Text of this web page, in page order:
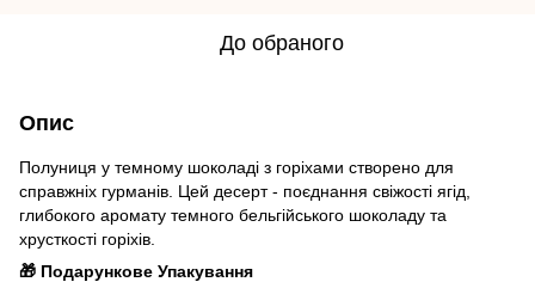
До обраного
Опис
Полуниця у темному шоколаді з горіхами створено для
справжніх гурманів. Цей десерт - поєднання свіжості ягід,
глибокого аромату темного бельгійського шоколаду та
хрусткості горіхів.
🎁 Подарункове Упакування